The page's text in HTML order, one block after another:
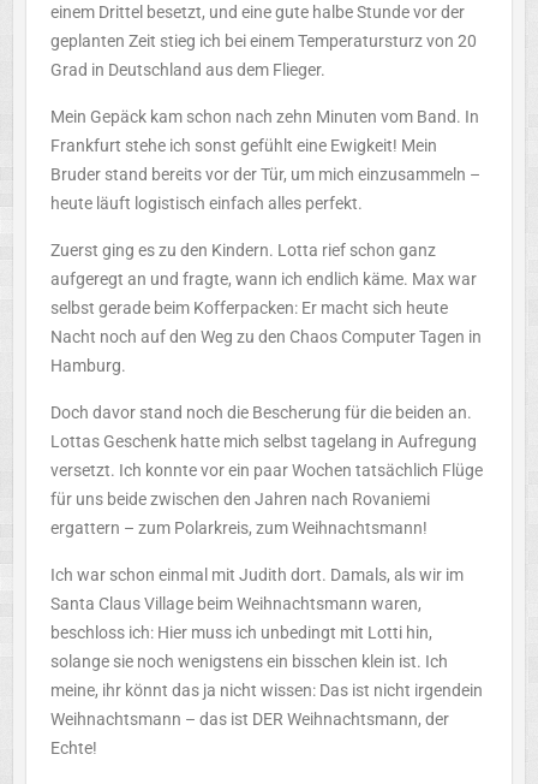
einem Drittel besetzt, und eine gute halbe Stunde vor der
geplanten Zeit stieg ich bei einem Temperatursturz von 20
Grad in Deutschland aus dem Flieger.
Mein Gepäck kam schon nach zehn Minuten vom Band. In
Frankfurt stehe ich sonst gefühlt eine Ewigkeit! Mein
Bruder stand bereits vor der Tür, um mich einzusammeln –
heute läuft logistisch einfach alles perfekt.
Zuerst ging es zu den Kindern. Lotta rief schon ganz
aufgeregt an und fragte, wann ich endlich käme. Max war
selbst gerade beim Kofferpacken: Er macht sich heute
Nacht noch auf den Weg zu den Chaos Computer Tagen in
Hamburg.
Doch davor stand noch die Bescherung für die beiden an.
Lottas Geschenk hatte mich selbst tagelang in Aufregung
versetzt. Ich konnte vor ein paar Wochen tatsächlich Flüge
für uns beidezwischen den Jahren nach Rovaniemi
ergattern – zum Polarkreis, zum Weihnachtsmann!
Ich war schon einmal mit Judith dort. Damals, als wir im
Santa Claus Village beim Weihnachtsmann waren,
beschloss ich: Hier muss ich unbedingt mit Lotti hin,
solange sie noch wenigstens ein bisschen klein ist. Ich
meine, ihr könnt das ja nicht wissen: Das ist nicht irgendein
Weihnachtsmann – das ist DER Weihnachtsmann, der
Echte!